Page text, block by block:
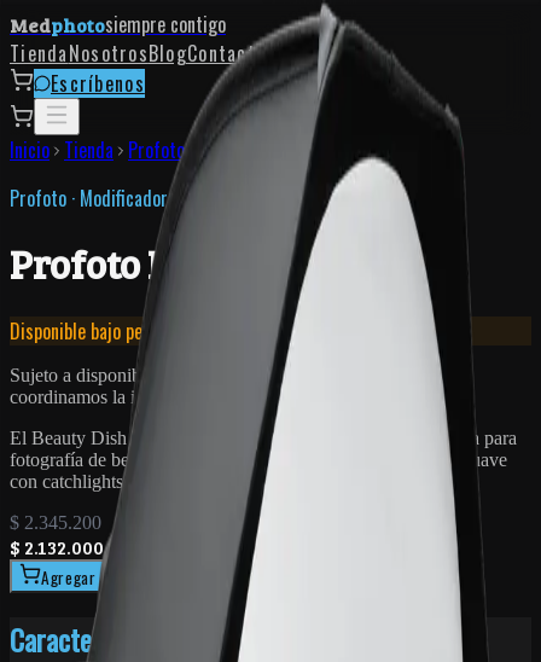
Medphotosiempre contigo
TiendaNosotrosBlogContacto
Escríbenos
Inicio Tienda Profoto Profoto Beauty Dish White
Profoto · Modificadores de Luz
Profoto Beauty Dish White
Disponible bajo pedido
Sujeto a disponibilidad. Si el equipo no está en bodega,
coordinamos la importación contigo.
El Beauty Dish White de Profoto es el estándar de la industria para
fotografía de belleza. Interior blanco para una luz especular suave
con catchlights perfectos.
$ 2.345.200
$ 2.132.000
Agregar al carrito Consultar por WhatsApp
Características